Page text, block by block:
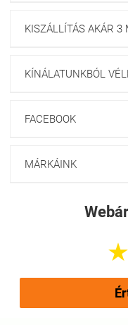
KISZÁLLÍTÁS AKÁR 3
KÍNÁLATUNKBÓL
FACEBOOK
MÁRKÁINK
